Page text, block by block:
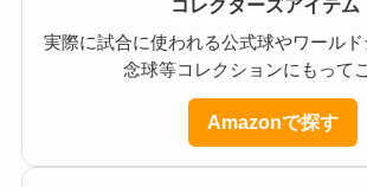
コレクターズアイテム
実際に試合に使われる公式球やワール
念球等コレクションにもって
Amazonで探す